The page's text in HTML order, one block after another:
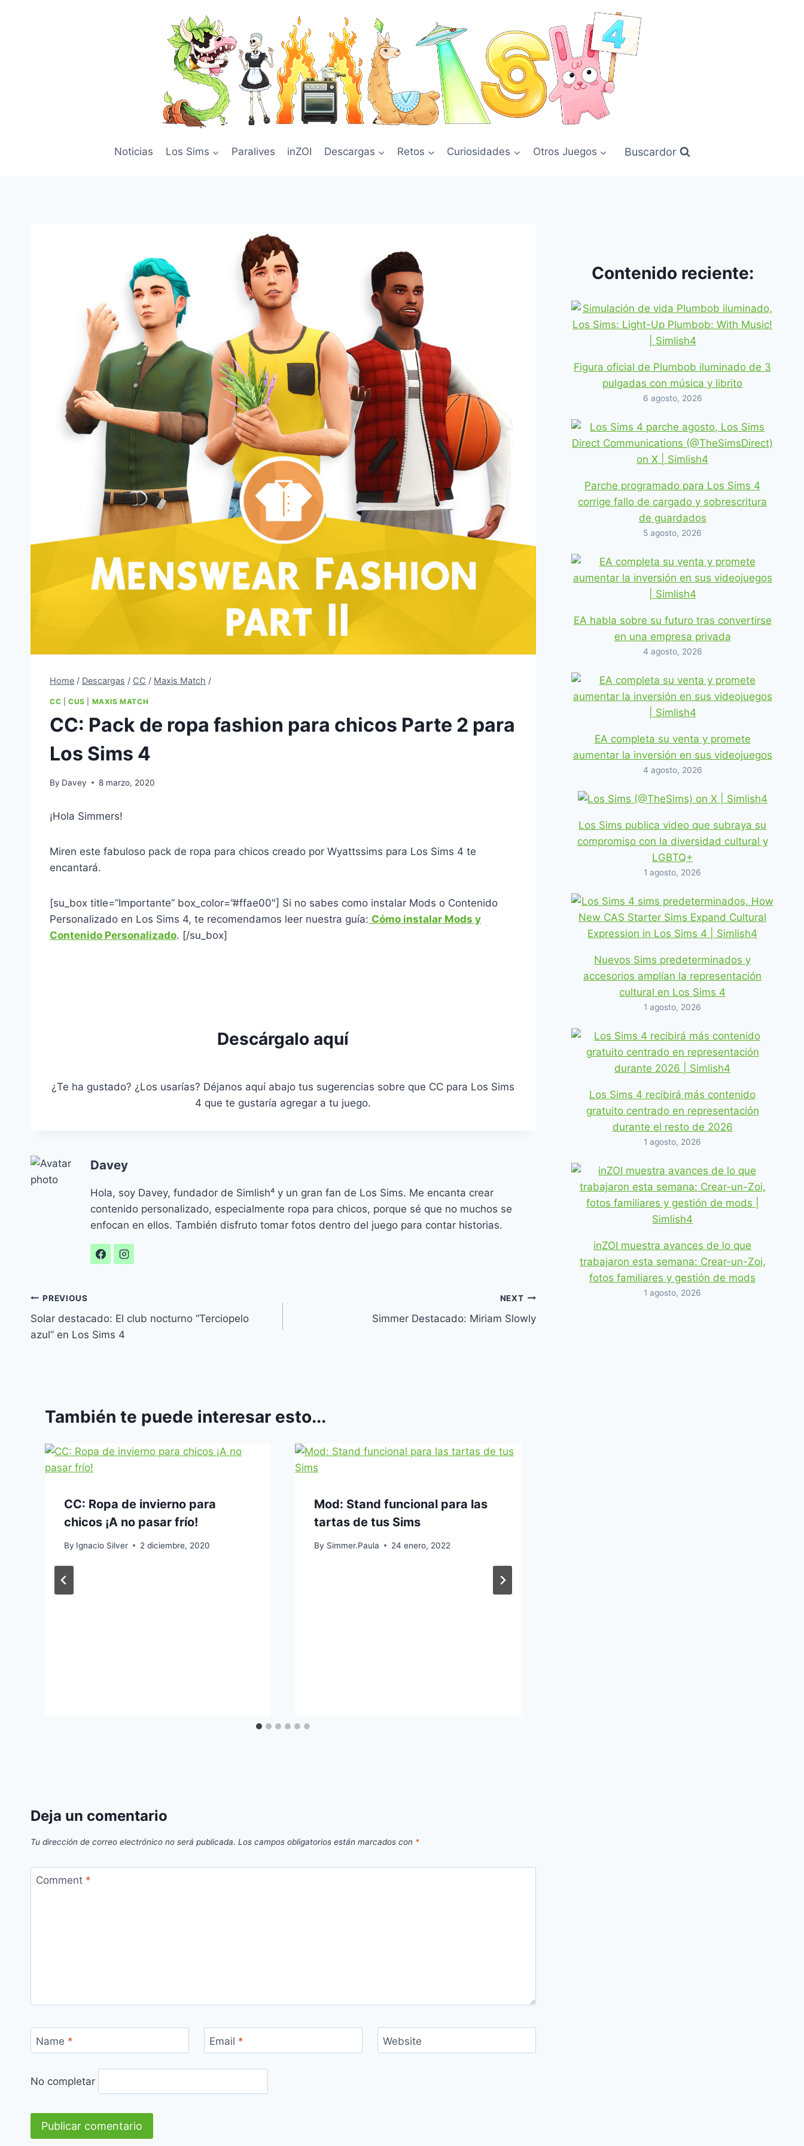
Noticias Los Sims Paralives inZOI Descargas Retos Curiosidades Otros Juegos Buscardor
Home / Descargas / CC / Maxis Match /
CC CUS MAXIS MATCH
CC: Pack de ropa fashion para chicos Parte 2 para
Los Sims 4
By Davey 8 marzo, 2020
¡Hola Simmers!
Miren este fabuloso pack de ropa para chicos creado por Wyattssims para Los Sims 4 te
encantará.
[su_box title=”Importante” box_color=”#ffae00″] Si no sabes como instalar Mods o Contenido
Personalizado en Los Sims 4, te recomendamos leer nuestra guía: Cómo instalar Mods y
Contenido Personalizado. [/su_box]
Descárgalo aquí
¿Te ha gustado? ¿Los usarías? Déjanos aquí abajo tus sugerencias sobre que CC para Los Sims
4 que te gustaría agregar a tu juego.
Davey
Hola, soy Davey, fundador de Simlish⁴ y un gran fan de Los Sims. Me encanta crear
contenido personalizado, especialmente ropa para chicos, porque sé que no muchos se
enfocan en ellos. También disfruto tomar fotos dentro del juego para contar historias.
Navegación
de
PREVIOUS
Solar destacado: El club nocturno “Terciopelo
azul” en Los Sims 4
NEXT
Simmer Destacado: Miriam Slowly
También te puede interesar esto...
CC: Ropa de invierno para
chicos ¡A no pasar frío!
By Ignacio Silver 2 diciembre, 2020
Mod: Stand funcional para las
tartas de tus Sims
By Simmer.Paula 24 enero, 2022
Deja un comentario
Tu dirección de correo electrónico no será publicada. Los campos obligatorios están marcados con *
Comment *
Name * Email * Website
No completar
Contenido reciente:
Figura oficial de Plumbob iluminado de 3
pulgadas con música y librito
6 agosto, 2026
Parche programado para Los Sims 4
corrige fallo de cargado y sobrescritura
de guardados
5 agosto, 2026
EA habla sobre su futuro tras convertirse
en una empresa privada
4 agosto, 2026
EA completa su venta y promete
aumentar la inversión en sus videojuegos
4 agosto, 2026
Los Sims publica video que subraya su
compromiso con la diversidad cultural y
LGBTQ+
1 agosto, 2026
Nuevos Sims predeterminados y
accesorios amplían la representación
cultural en Los Sims 4
1 agosto, 2026
Los Sims 4 recibirá más contenido
gratuito centrado en representación
durante el resto de 2026
1 agosto, 2026
inZOI muestra avances de lo que
trabajaron esta semana: Crear-un-Zoi,
fotos familiares y gestión de mods
1 agosto, 2026